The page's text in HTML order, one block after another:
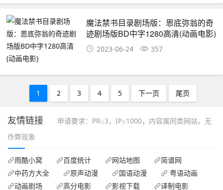
魔法禁书目录剧场版：恩底弥翁的奇
迹剧场版BD中字1280高清(动画电影)
2023-06-24 357
1 2 3 4 5 下一页 尾页
友情链接
申请要求：PR≥3，IP≥1000，内容属同类网站，无
作弊现象
雨酷小窝 百度统计 网站地图
简谱网
中药方大全
原声动漫 国语动漫
粤语动画
动画剧场
高分电影 影视下载
译制电影